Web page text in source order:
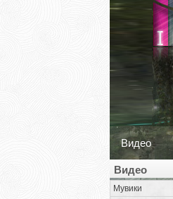
Видео
Видео
Мувики